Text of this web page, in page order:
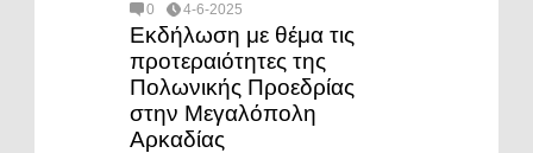
0 4-6-2025
Εκδήλωση με θέμα τις
προτεραιότητες της
Πολωνικής Προεδρίας
στην Μεγαλόπολη
Αρκαδίας